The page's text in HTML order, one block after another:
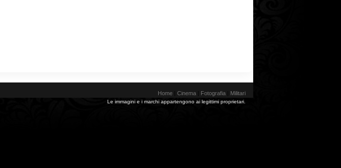
Home Cinema Fotografia Militari
Le immagini e i marchi appartengono ai legittimi proprietari.